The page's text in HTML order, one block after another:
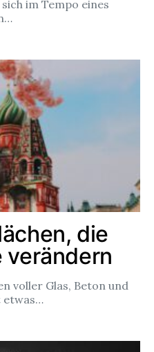
im Tempo eines
die
verändern
voller Glas, Beton und
etwas…